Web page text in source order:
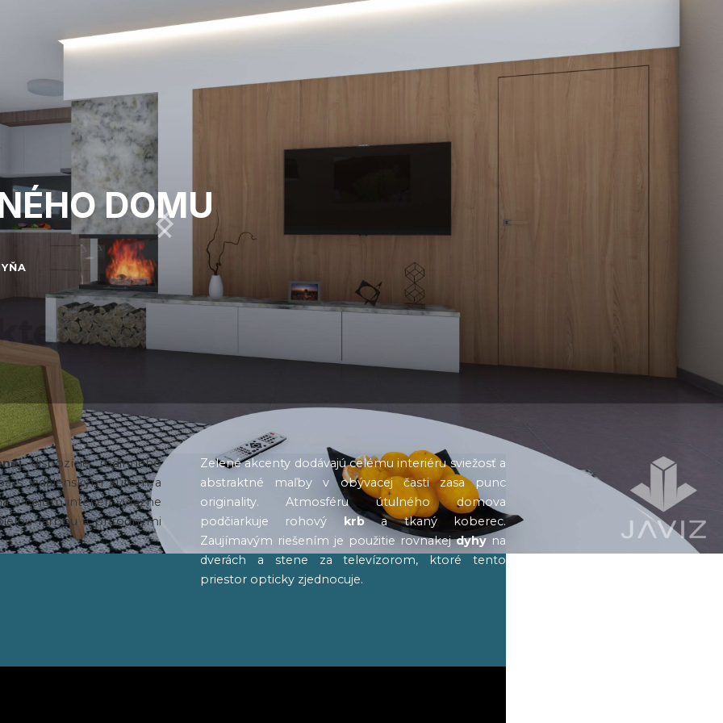
DOMU
dispozície rodinného
s jedálenským kútom a
v celom interiéri výrazne
farbou a prírodnými
Zelené akcenty dodávajú celému interiéru sviežosť a
abstraktné maľby v obývacej časti zasa punc
originality. Atmosféru útulného domova
podčiarkuje rohový krba tkaný koberec.
Zaujímavým riešením je použitie rovnakejdyhy na
dverách a stene za televízorom, ktoré tento
priestor opticky zjednocuje.